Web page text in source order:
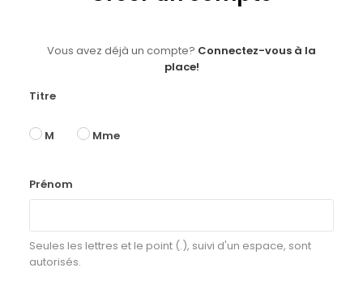
Vous avez déjà un compte? Connectez-vous à la
place!
Titre
M Mme
Prénom
Seules les lettres et le point (.), suivi d'un espace, sont
autorisés.